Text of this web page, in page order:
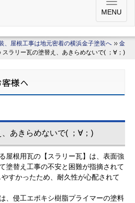
MENU
、屋根工事は地元密着の横浜金子塗装へ
金
スラリー瓦の塗替え、あきらめないで( ；∀；)
様へ
あきらめないで( ；∀；)
屋根用瓦の【スラリー瓦】は、表面強
塗替え工事の不安と困難が指摘されて
すかったため、耐久性が心配されて
、侵工エポキシ樹脂プライマーの塗料